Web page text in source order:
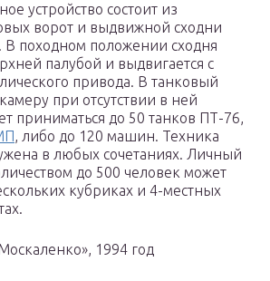
устройство состоит из
ворот и выдвижной сходни
В походном положении сходня
палубой и выдвигается с
привода. В танковый
при отсутствии в ней
приниматься до 50 танков ПТ-76,
, либо до 120 машин. Техника
в любых сочетаниях. Личный
до 500 человек может
кубриках и 4-местных
1994 год